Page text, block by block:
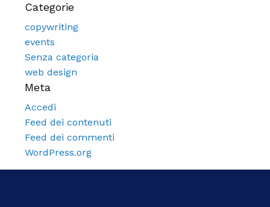
Categorie
copywriting
events
Senza categoria
web design
Meta
Accedi
Feed dei contenuti
Feed dei commenti
WordPress.org